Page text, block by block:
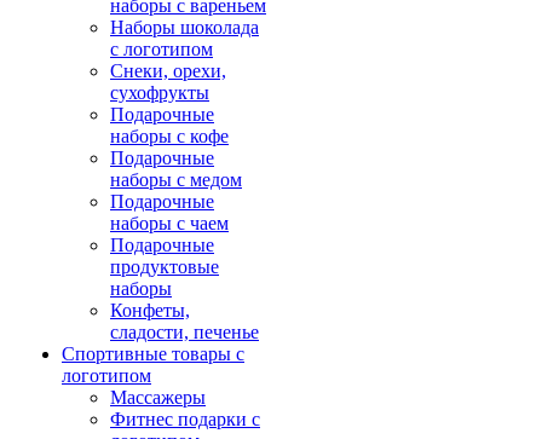
наборы с вареньем
Наборы шоколада
с логотипом
Снеки, орехи,
сухофрукты
Подарочные
наборы с кофе
Подарочные
наборы с медом
Подарочные
наборы с чаем
Подарочные
продуктовые
наборы
Конфеты,
сладости, печенье
Спортивные товары с
логотипом
Массажеры
Фитнес подарки с